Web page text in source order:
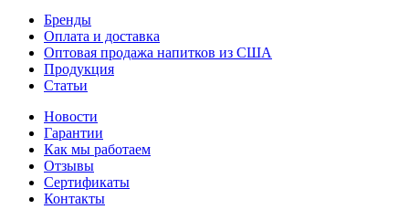
Бренды
Оплата и доставка
Оптовая продажа напитков из США
Продукция
Статьи
Новости
Гарантии
Как мы работаем
Отзывы
Сертификаты
Контакты